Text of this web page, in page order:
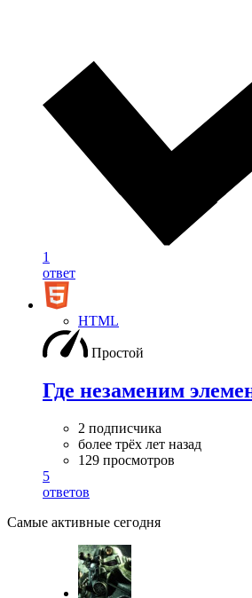
1
ответ
HTML
Простой
Где незаменим
2 подписчика
более трёх лет назад
129 просмотров
5
ответов
Самые активные сегодня